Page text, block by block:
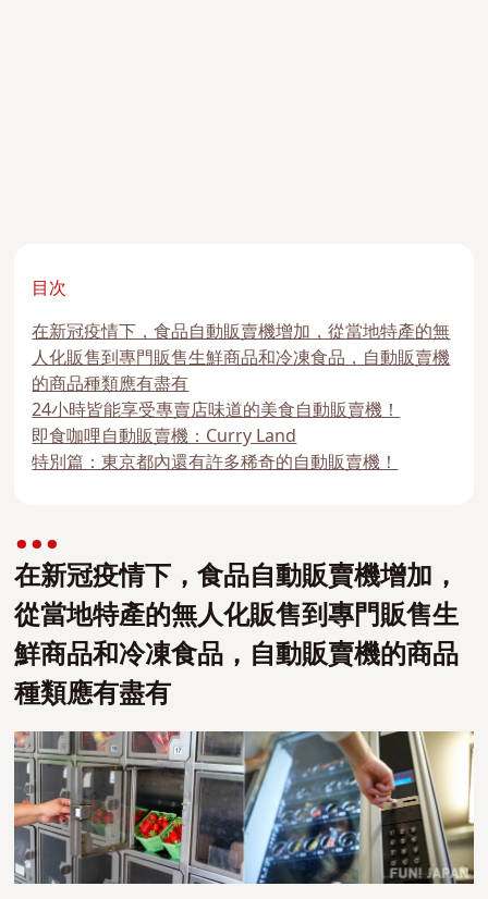
目次
在新冠疫情下，食品自動販賣機增加，從當地特產的無
人化販售到專門販售生鮮商品和冷凍食品，自動販賣機
的商品種類應有盡有
24小時皆能享受專賣店味道的美食自動販賣機！
即食咖哩自動販賣機：Curry Land
特別篇：東京都內還有許多稀奇的自動販賣機！
在新冠疫情下，食品自動販賣機增加，
從當地特產的無人化販售到專門販售生
鮮商品和冷凍食品，自動販賣機的商品
種類應有盡有